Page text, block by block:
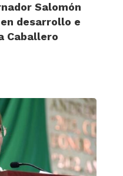
Salomón
desarrollo e
Caballero